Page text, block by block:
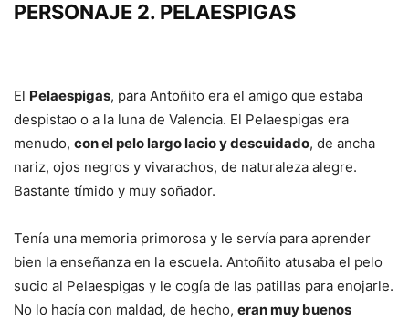
PERSONAJE 2. PELAESPIGAS
El Pelaespigas, para Antoñito era el amigo que estaba
despistao o a la luna de Valencia. El Pelaespigas era
menudo, con el pelo largo lacio y descuidado, de ancha
nariz, ojos negros y vivarachos, de naturaleza alegre.
Bastante tímido y muy soñador.
Tenía una memoria primorosa y le servía para aprender
bien la enseñanza en la escuela. Antoñito atusaba el pelo
sucio al Pelaespigas y le cogía de las patillas para enojarle.
No lo hacía con maldad, de hecho, eran muy buenos